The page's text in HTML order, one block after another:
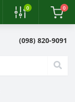
0 0
(098) 820-9091